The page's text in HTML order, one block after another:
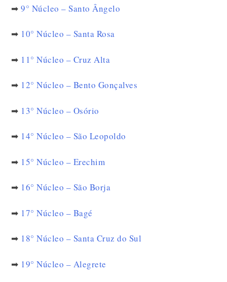
➡9° Núcleo – Santo Ângelo
➡ 10° Núcleo – Santa Rosa
➡ 11° Núcleo – Cruz Alta
➡ 12° Núcleo – Bento Gonçalves
➡ 13° Núcleo – Osório
➡ 14° Núcleo – São Leopoldo
➡ 15° Núcleo – Erechim
➡ 16° Núcleo – São Borja
➡ 17° Núcleo – Bagé
➡ 18° Núcleo – Santa Cruz do Sul
➡ 19° Núcleo – Alegrete